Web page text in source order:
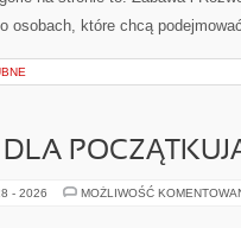
osobach, które chcą
- 2026 MOŻLIWOŚĆ